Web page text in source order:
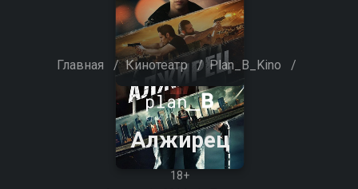
Главная / Кинотеатр / Plan_B_Kino /
Алжирец
18+